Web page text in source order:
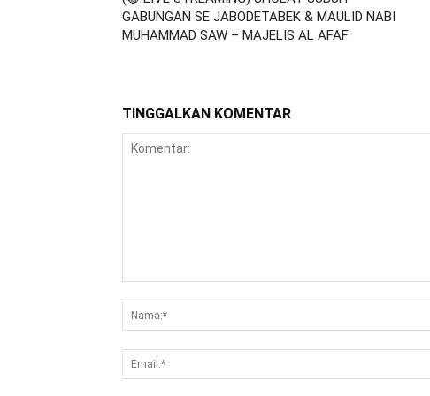
GABUNGAN SE JABODETABEK & MAULID NABI
MUHAMMAD SAW – MAJELIS AL AFAF
TINGGALKAN KOMENTAR